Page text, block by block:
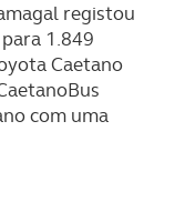
registou
1.849
Caetano
com uma